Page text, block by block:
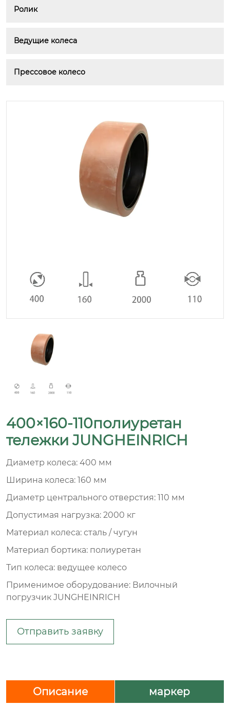
Ролик
Ведущие колеса
Прессовое колесо
400×160-110полиуретан
тележки JUNGHEINRICH
Диаметр колеса: 400 мм
Ширина колеса: 160 мм
Диаметр центрального отверстия: 110 мм
Допустимая нагрузка: 2000 кг
Материал колеса: сталь / чугун
Материал бортика: полиуретан
Тип колеса: ведущее колесо
Применимое оборудование: Вилочный
погрузчик JUNGHEINRICH
Отправить заявку
Описание маркер